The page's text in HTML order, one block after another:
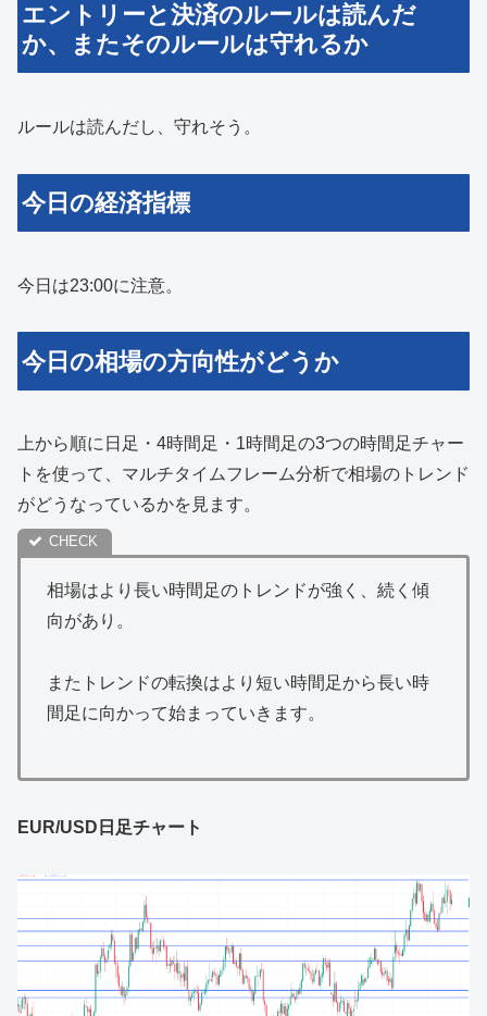
エントリーと決済のルールは読んだ
か、またそのルールは守れるか
ルールは読んだし、守れそう。
今日の経済指標
今日は23:00に注意。
今日の相場の方向性がどうか
上から順に日足・4時間足・1時間足の3つの時間足チャー
トを使って、マルチタイムフレーム分析で相場のトレンド
がどうなっているかを見ます。
相場はより長い時間足のトレンドが強く、続く傾
向があり。
またトレンドの転換はより短い時間足から長い時
間足に向かって始まっていきます。
EUR/USD日足チャート